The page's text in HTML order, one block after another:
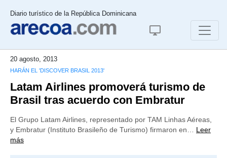
Diario turístico de la República Dominicana
20 agosto, 2013
HARÁN EL 'DISCOVER BRASIL 2013'
Latam Airlines promoverá turismo de
Brasil tras acuerdo con Embratur
El Grupo Latam Airlines, representado por TAM Linhas Aéreas,
y Embratur (Instituto Brasileño de Turismo) firmaron en… Leer
más